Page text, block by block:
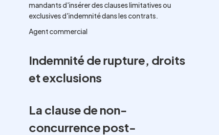
mandants d'insérer des clauses limitatives ou
exclusives d'indemnité dans les contrats.
Agent commercial
Indemnité de rupture, droits
et exclusions
La clause de non-
concurrence post-